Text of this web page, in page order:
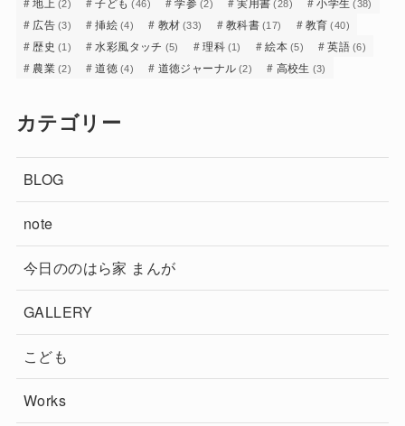
(2) (46) (2) (28) (38)
広告 (3) 挿絵 (4) 教材 (33) 教科書 (17) 教育 (40)
歴史 (1) 水彩風タッチ (5) 理科 (1) 絵本 (5) 英語 (6)
農業 (2) 道徳 (4) 道徳ジャーナル (2) 高校生 (3)
カテゴリー
BLOG
note
今日ののはら家 まんが
GALLERY
こども
Works